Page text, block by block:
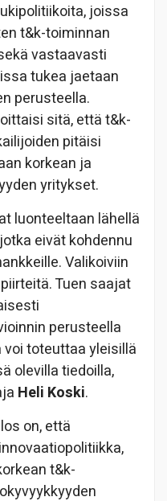
joissa
t&k-toiminnan
vastaavasti
tukea jaetaan
perusteella.
sitä, että t&k-
pitäisi
korkean ja
yritykset.
luonteeltaan lähellä
eivät kohdennu
Valikoiviin
Tuen saajat
perusteella
toteuttaa yleisillä
olevilla tiedoilla,
Heli Koski.
on, että
t&k-